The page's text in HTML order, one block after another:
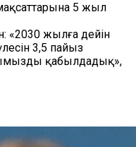
5 жыл
«2030 жылға дейін
3,5 пайыз
қабылдадық»,